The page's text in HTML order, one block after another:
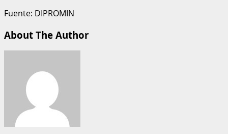
Fuente: DIPROMIN
About The Author